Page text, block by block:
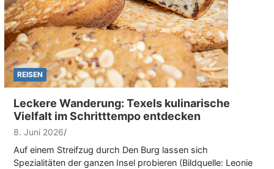
REISEN
Leckere Wanderung: Texels kulinarische
Vielfalt im Schritttempo entdecken
8. Juni 2026
Auf einem Streifzug durch Den Burg lassen sich
Spezialitäten der ganzen Insel probieren (Bildquelle: Leonie